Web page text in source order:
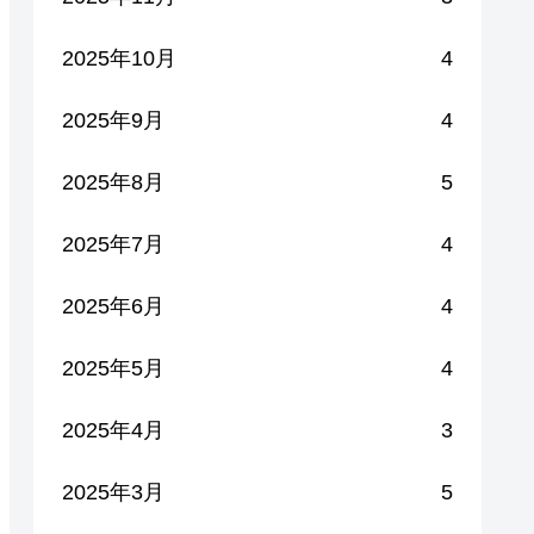
2025年10月 4
2025年9月 4
2025年8月 5
2025年7月 4
2025年6月 4
2025年5月 4
2025年4月 3
2025年3月 5